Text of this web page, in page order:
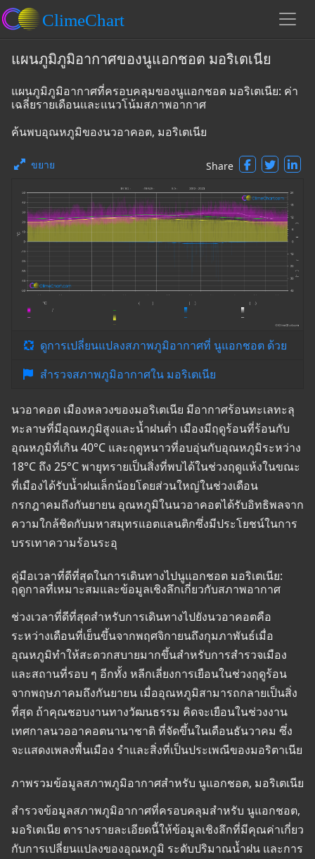
แผนภูมิภูมิอากาศของนูแอกชอต มอริเตเนีย
แผนภูมิภูมิอากาศที่ครอบคลุมของนูแอกชอต มอริเตเนีย: ค่า
เฉลี่ยรายเดือนและแนวโน้มสภาพอากาศ
ค้นพบอุณหภูมิของนวอาคอต, มอริเตเนีย
ขยาย Share
ดูการเปลี่ยนแปลงสภาพภูมิอากาศที่ นูแอกชอต ด้วย
สำรวจสภาพภูมิอากาศใน มอริเตเนีย
นวอาคอต เมืองหลวงของมอริเตเนีย มีอากาศร้อนทะเลทะลุ
ทะลาษที่มีอุณหภูมิสูงและน้ำฝนต่ำ เมืองมีฤดูร้อนที่ร้อนกับ
อุณหภูมิที่เกิน 40°C และฤดูหนาวที่อบอุ่นกับอุณหภูมิระหว่าง
18°C ถึง 25°C พายุทรายเป็นสิ่งที่พบได้ในช่วงฤดูแห้งในขณะ
ที่เมืองได้รับน้ำฝนเล็กน้อยโดยส่วนใหญ่ในช่วงเดือน
กรกฎาคมถึงกันยายน อุณหภูมิในนวอาคอตได้รับอิทธิพลจาก
ความใกล้ชิดกับมหาสมุทรแอตแลนติกซึ่งมีประโยชน์ในการ
บรรเทาความร้อนระอุ
คู่มือเวลาที่ดีที่สุดในการเดินทางไปนูแอกชอต มอริเตเนีย:
ฤดูกาลที่เหมาะสมและข้อมูลเชิงลึกเกี่ยวกับสภาพอากาศ
ช่วงเวลาที่ดีที่สุดสำหรับการเดินทางไปยังนวอาคอตคือ
ระหว่างเดือนที่เย็นขึ้นจากพฤศจิกายนถึงกุมภาพันธ์เมื่อ
อุณหภูมิทำให้สะดวกสบายมากขึ้นสำหรับการสำรวจเมือง
และสถานที่รอบ ๆ อีกทั้ง หลีกเลี่ยงการเยือนในช่วงฤดูร้อน
จากพฤษภาคมถึงกันยายน เมื่ออุณหภูมิสามารถกลายเป็นสิ่ง
ที่สุด ถ้าคุณชอบงานทางวัฒนธรรม คิดจะเยือนในช่วงงาน
เทศกาลนวออาคอตนานาชาติ ที่จัดขึ้นในเดือนธันวาคม ซึ่ง
จะแสดงเพลงพื้นเมือง รำและสิ่งที่เป็นประเพณีของมอริตาเนีย
ภาพรวมข้อมูลสภาพภูมิอากาศสำหรับ นูแอกชอต, มอริเตเนีย
สำรวจข้อมูลสภาพภูมิอากาศที่ครอบคลุมสำหรับ นูแอกชอต,
มอริเตเนีย ตารางรายละเอียดนี้ให้ข้อมูลเชิงลึกที่มีคุณค่าเกี่ยว
กับการเปลี่ยนแปลงของอุณหภูมิ ระดับปริมาณน้ำฝน และการ